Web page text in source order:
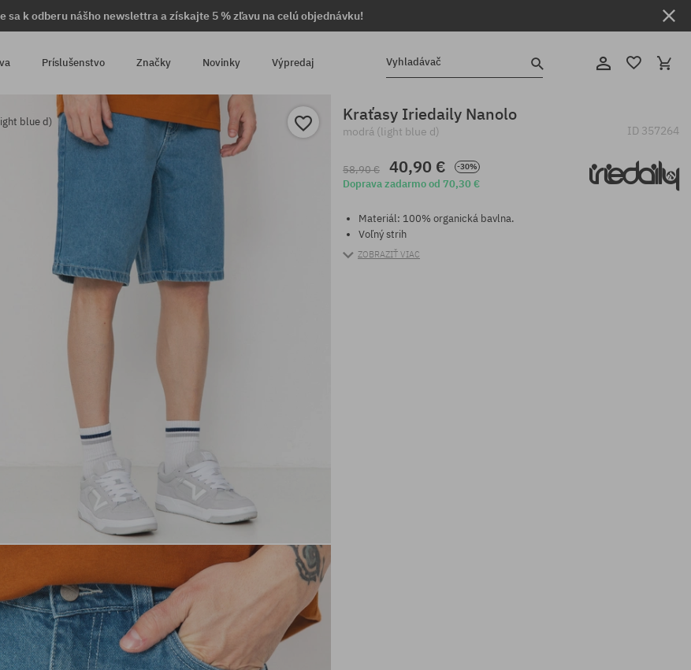
sa k odberu nášho newslettra a získajte 5 % zľavu na celú objednávku!
Príslušenstvo Značky Novinky Výpredaj Vyhladávač
blue d) Kraťasy Iriedaily Nanolo
modrá (light blue d) ID 357264
58,90 € 40,90 € -30%
Doprava zadarmo od 70,30 €
Materiál: 100% organická bavlna.
Voľný strih
ZOBRAZIŤ VIAC